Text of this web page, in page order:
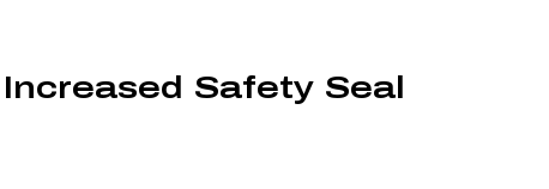
Increased Safety Seal